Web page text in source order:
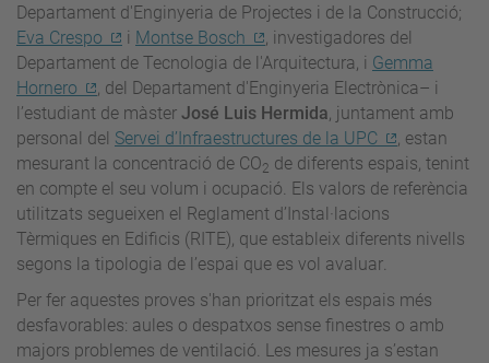
Departament d'Enginyeria de Projectes i de la Construcció;
Eva Crespo
i Montse Bosch
, investigadores del
Departament de Tecnologia de l'Arquitectura, i Gemma
Hornero
, del Departament d'Enginyeria Electrònica– i
l’estudiant de màster José Luis Hermida, juntament amb
personal del Servei d’Infraestructures de la UPC
, estan
mesurant la concentració de CO2 de diferents espais, tenint
en compte el seu volum i ocupació. Els valors de referència
utilitzats segueixen el Reglament d’Instal·lacions
Tèrmiques en Edificis (RITE), que estableix diferents nivells
segons la tipologia de l’espai que es vol avaluar.
Per fer aquestes proves s'han prioritzat els espais més
desfavorables: aules o despatxos sense finestres o amb
majors problemes de ventilació. Les mesures ja s’estan